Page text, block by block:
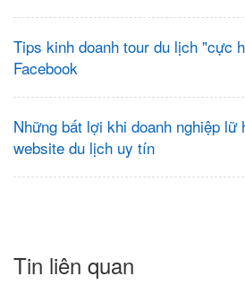
Tips kinh doanh tour du lịch "cực
Facebook
Những bất lợi khi doanh nghiệp lữ
website du lịch uy tín
Tin liên quan